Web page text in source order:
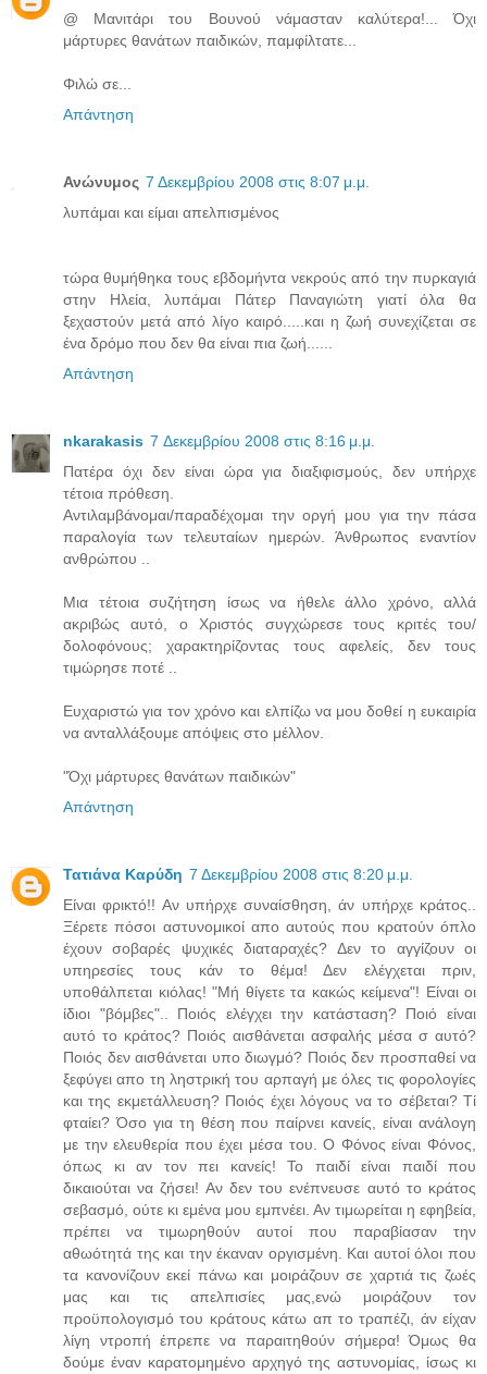
@ Μανιτάρι του Βουνού νάμασταν καλύτερα!... Όχι
μάρτυρες θανάτων παιδικών, παμφίλτατε...
Φιλώ σε...
Απάντηση
Ανώνυμος 7 Δεκεμβρίου 2008 στις 8:07 μ.μ.
λυπάμαι και είμαι απελπισμένος
τώρα θυμήθηκα τους εβδομήντα νεκρούς από την πυρκαγιά
στην Ηλεία, λυπάμαι Πάτερ Παναγιώτη γιατί όλα θα
ξεχαστούν μετά από λίγο καιρό.....και η ζωή συνεχίζεται σε
ένα δρόμο που δεν θα είναι πια ζωή......
Απάντηση
nkarakasis 7 Δεκεμβρίου 2008 στις 8:16 μ.μ.
Πατέρα όχι δεν είναι ώρα για διαξιφισμούς, δεν υπήρχε
τέτοια πρόθεση.
Αντιλαμβάνομαι/παραδέχομαι την οργή μου για την πάσα
παραλογία των τελευταίων ημερών. Άνθρωπος εναντίον
ανθρώπου ..
Μια τέτοια συζήτηση ίσως να ήθελε άλλο χρόνο, αλλά
ακριβώς αυτό, ο Χριστός συγχώρεσε τους κριτές του/
δολοφόνους; χαρακτηρίζοντας τους αφελείς, δεν τους
τιμώρησε ποτέ ..
Ευχαριστώ για τον χρόνο και ελπίζω να μου δοθεί η ευκαιρία
να ανταλλάξουμε απόψεις στο μέλλον.
"Όχι μάρτυρες θανάτων παιδικών"
Απάντηση
Τατιάνα Καρύδη 7 Δεκεμβρίου 2008 στις 8:20 μ.μ.
Είναι φρικτό!! Αν υπήρχε συναίσθηση, άν υπήρχε κράτος..
Ξέρετε πόσοι αστυνομικοί απο αυτούς που κρατούν όπλο
έχουν σοβαρές ψυχικές διαταραχές? Δεν το αγγίζουν οι
υπηρεσίες τους κάν το θέμα! Δεν ελέγχεται πριν,
υποθάλπεται κιόλας! "Μή θίγετε τα κακώς κείμενα"! Είναι οι
ίδιοι "βόμβες".. Ποιός ελέγχει την κατάσταση? Ποιό είναι
αυτό το κράτος? Ποιός αισθάνεται ασφαλής μέσα σ αυτό?
Ποιός δεν αισθάνεται υπο διωγμό? Ποιός δεν προσπαθεί να
ξεφύγει απο τη ληστρική του αρπαγή με όλες τις φορολογίες
και της εκμετάλλευση? Ποιός έχει λόγους να το σέβεται? Τί
φταίει? Όσο για τη θέση που παίρνει κανείς, είναι ανάλογη
με την ελευθερία που έχει μέσα του. Ο Φόνος είναι Φόνος,
όπως κι αν τον πει κανείς! Το παιδί είναι παιδί που
δικαιούται να ζήσει! Αν δεν του ενέπνευσε αυτό το κράτος
σεβασμό, ούτε κι εμένα μου εμπνέει. Αν τιμωρείται η εφηβεία,
πρέπει να τιμωρηθούν αυτοί που παραβίασαν την
αθωότητά της και την έκαναν οργισμένη. Και αυτοί όλοι που
τα κανονίζουν εκεί πάνω και μοιράζουν σε χαρτιά τις ζωές
μας και τις απελπισίες μας,ενώ μοιράζουν τον
προϋπολογισμό του κράτους κάτω απ το τραπέζι, άν είχαν
λίγη ντροπή έπρεπε να παραιτηθούν σήμερα! Όμως θα
δούμε έναν καρατομημένο αρχηγό της αστυνομίας, ίσως κι